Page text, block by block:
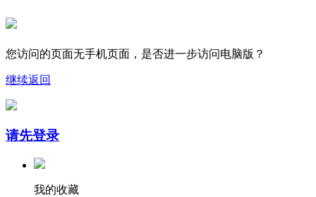
您访问的页面无手机页面，是否进一步访问电脑版？
继续返回
请先登录
我的收藏